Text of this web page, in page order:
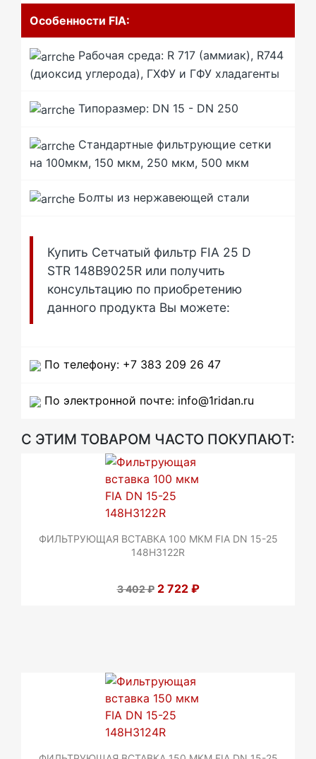
Особенности FIA:
Рабочая среда: R 717 (аммиак), R744
(диоксид углерода), ГХФУ и ГФУ хладагенты
Типоразмер: DN 15 - DN 250
Стандартные фильтрующие сетки
на 100мкм, 150 мкм, 250 мкм, 500 мкм
Болты из нержавеющей стали
Купить Сетчатый фильтр FIA 25 D
STR 148B9025R или получить
консультацию по приобретению
данного продукта Вы можете:
По телефону: +7 383 209 26 47
По электронной почте: info@1ridan.ru
С ЭТИМ ТОВАРОМ ЧАСТО ПОКУПАЮТ:
ФИЛЬТРУЮЩАЯ ВСТАВКА 100 МКМ FIA DN 15-25
148H3122R
3 402 ₽ 2 722 ₽